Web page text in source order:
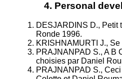
4. Personal
DESJARDINS D., Petit
Ronde 1996.
KRISHNAMURTI J.,
PRAJNANPAD S., A B
choisies par Daniel
PRAJNANPAD S.,